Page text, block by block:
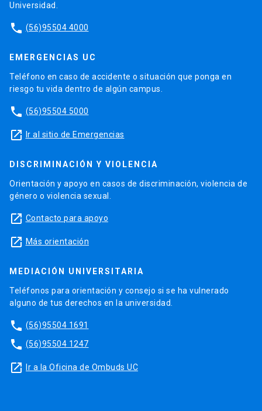
Universidad.
phone (56)95504 4000
EMERGENCIAS UC
Teléfono en caso de accidente o situación que ponga en
riesgo tu vida dentro de algún campus.
phone (56)95504 5000
launch Ir al sitio de Emergencias
DISCRIMINACIÓN Y VIOLENCIA
Orientación y apoyo en casos de discriminación, violencia de
género o violencia sexual.
launch Contacto para apoyo
launch Más orientación
MEDIACIÓN UNIVERSITARIA
Teléfonos para orientación y consejo si se ha vulnerado
alguno de tus derechos en la universidad.
phone (56)95504 1691
phone (56)95504 1247
launch Ir a la Oficina de Ombuds UC